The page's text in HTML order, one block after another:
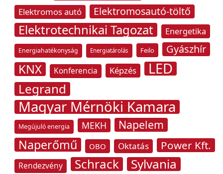
Elektromos autó
Elektromosautó-töltő
Elektrotechnikai Tagozat Energetika
Energiahatékonyság Energiatárolás Feilo Gyászhír
KNX Konferencia Képzés LED
Legrand
Magyar Mérnöki Kamara
Megújuló energia MEKH Napelem
Naperőmű OBO Oktatás Power Kft.
Rendezvény Schrack Sylvania